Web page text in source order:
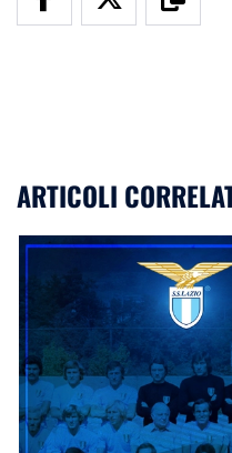
ARTICOLI